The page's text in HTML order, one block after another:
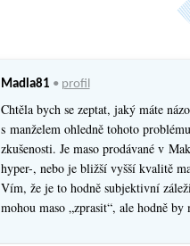
Madla81 • profil
Chtěla bych se zeptat, jaký máte
s manželem ohledně tohoto
zkušenosti. Je maso prodávané v
hyper-, nebo je bližší vyšší kvalitě
Vím, že je to hodně subjektivní
mohou maso „zprasit“, ale hodně